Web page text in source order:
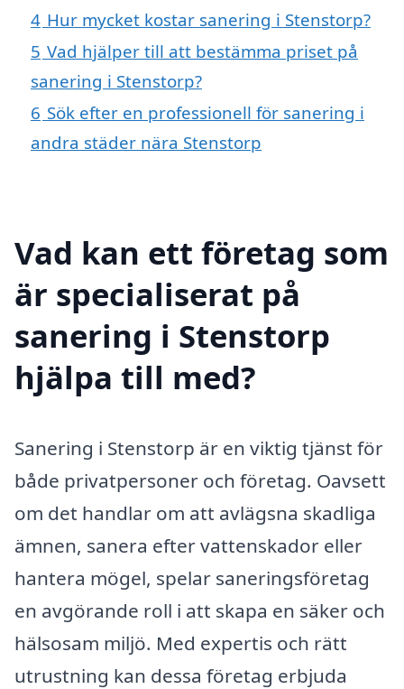
4 Hur mycket kostar sanering i Stenstorp?
5 Vad hjälper till att bestämma priset på
sanering i Stenstorp?
6 Sök efter en professionell för sanering i
andra städer nära Stenstorp
Vad kan ett företag som
är specialiserat på
sanering i Stenstorp
hjälpa till med?
Sanering i Stenstorp är en viktig tjänst för
både privatpersoner och företag. Oavsett
om det handlar om att avlägsna skadliga
ämnen, sanera efter vattenskador eller
hantera mögel, spelar saneringsföretag
en avgörande roll i att skapa en säker och
hälsosam miljö. Med expertis och rätt
utrustning kan dessa företag erbjuda